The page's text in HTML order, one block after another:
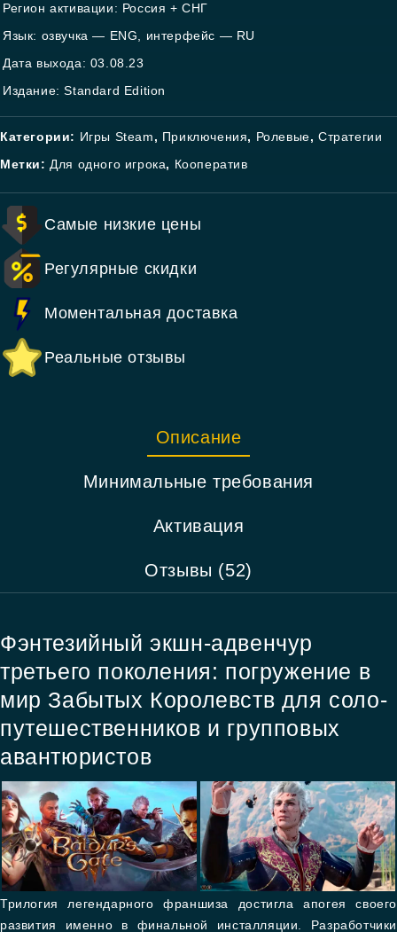
Регион активации: Россия + СНГ
Язык: озвучка — ENG, интерфейс — RU
Дата выхода: 03.08.23
Издание: Standard Edition
Категории: Игры Steam, Приключения, Ролевые,Стратегии
Метки: Для одного игрока, Кооператив
Самые низкие цены
Регулярные скидки
Моментальная доставка
Реальные отзывы
Описание
Минимальные требования
Активация
Отзывы (52)
Фэнтезийный экшн-адвенчур
третьего поколения: погружение в
мир Забытых Королевств для соло-
путешественников и групповых
авантюристов
Трилогия легендарного франшиза достигла апогея своего
развития именно в финальной инсталляции. Разработчики